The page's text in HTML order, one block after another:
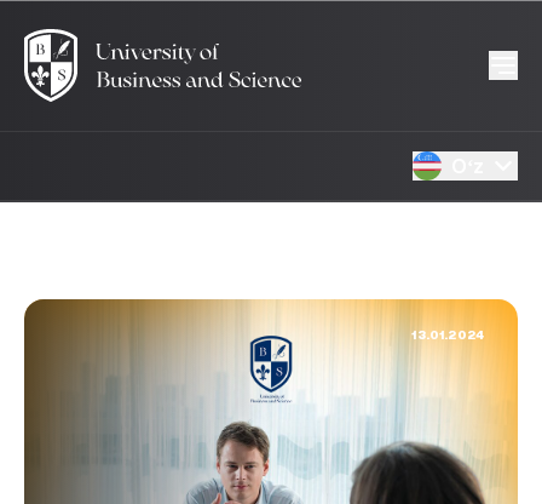
13.01.2024